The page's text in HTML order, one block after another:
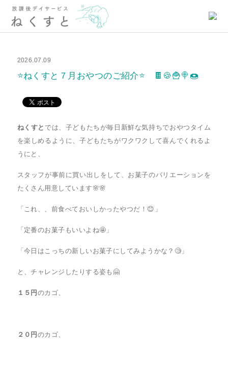
2026.07.09
⭐ねくすと７月おやつのご紹介⭐ 🍫🍪🍟🍭🍩
ねくすと では、子どもたちが毎日新鮮な気持ちでおやつタイム
を楽しめるように、子どもたちがワクワクして喜んでくれるよ
うにと、
スタッフが事前に買い出しをして、お菓子のバリエーションを
たくさん用意しています🌸🌸
「これ、、前食べておいしかったやつだ！😊」
「定番のお菓子もいいよね🤩」
「今日はこっちの新しいお菓子にしてみようかな？🧐」
と、チャレンジしたりする姿も🤗
１５円 のカゴ、
２０円 のカゴ、